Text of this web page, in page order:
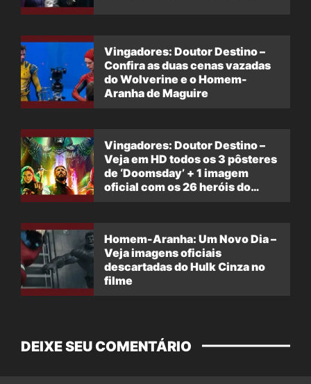
Vingadores: Doutor Destino –
Confira as duas cenas vazadas
do Wolverine e o Homem-
Aranha de Maguire
Vingadores: Doutor Destino –
Veja em HD todos os 3 pôsteres
de ‘Doomsday’ + 1 imagem
oficial com os 26 heróis do
Homem-Aranha: Um Novo Dia –
Veja imagens oficiais
descartadas do Hulk Cinza no
filme
DEIXE SEU COMENTÁRIO